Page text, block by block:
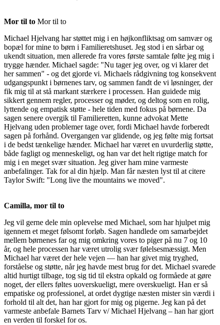
Mor til to Mor til to
Michael Hjelvang har støttet mig i en højkonfliktsag om samvær og
bopæl for mine to børn i Familieretshuset. Jeg stod i en sårbar og
ukendt situation, men allerede fra vores første samtale følte jeg mig i
trygge hænder. Michael sagde: "Nu tager jeg over, og vi klarer det
her sammen" - og det gjorde vi. Michaels rådgivning tog konsekvent
udgangspunkt i børnenes tarv, og sammen fandt de vi løsninger, der
fik mig til at stå markant stærkere i processen. Han guidede mig
sikkert gennem regler, processer og møder, og deltog som en rolig,
lyttende og empatisk støtte - hele tiden med fokus på børnene. Da
sagen senere overgik til Familieretten, kunne advokat Mette
Hjelvang uden problemer tage over, fordi Michael havde forberedt
sagen på forhånd. Overgangen var glidende, og jeg følte mig fortsat
i de bedst tænkelige hænder. Michael har været en uvurderlig støtte,
både fagligt og menneskeligt, og han var det helt rigtige match for
mig i en meget svær situation. Jeg giver ham mine varmeste
anbefalinger. Tak for al din hjælp. Man får næsten lyst til at citere
Taylor Swift: "Long live the mountains we moved".
Camilla, mor til to
Jeg vil gerne dele min oplevelse med Michael, som har hjulpet mig
igennem et meget følsomt forløb. Sagen handlede om samarbejdet
mellem børnenes far og mig omkring vores to piger på nu 7 og 10
år, og hele processen har været utrolig svær følelsesmæssigt. Men
Michael har været der hele vejen — han har givet mig tryghed,
forståelse og støtte, når jeg havde mest brug for det. Michael svarede
altid hurtigt tilbage, tog sig tid til ekstra opkald og formåede at gøre
noget, der ellers føltes uoverskueligt, mere overskueligt. Han er så
empatiske og professionel, at ordet dygtige næsten mister sin værdi i
forhold til alt det, han har gjort for mig og pigerne. Jeg kan på det
varmeste anbefale Barnets Tarv v/ Michael Hjelvang – han har gjort
en verden til forskel for os.